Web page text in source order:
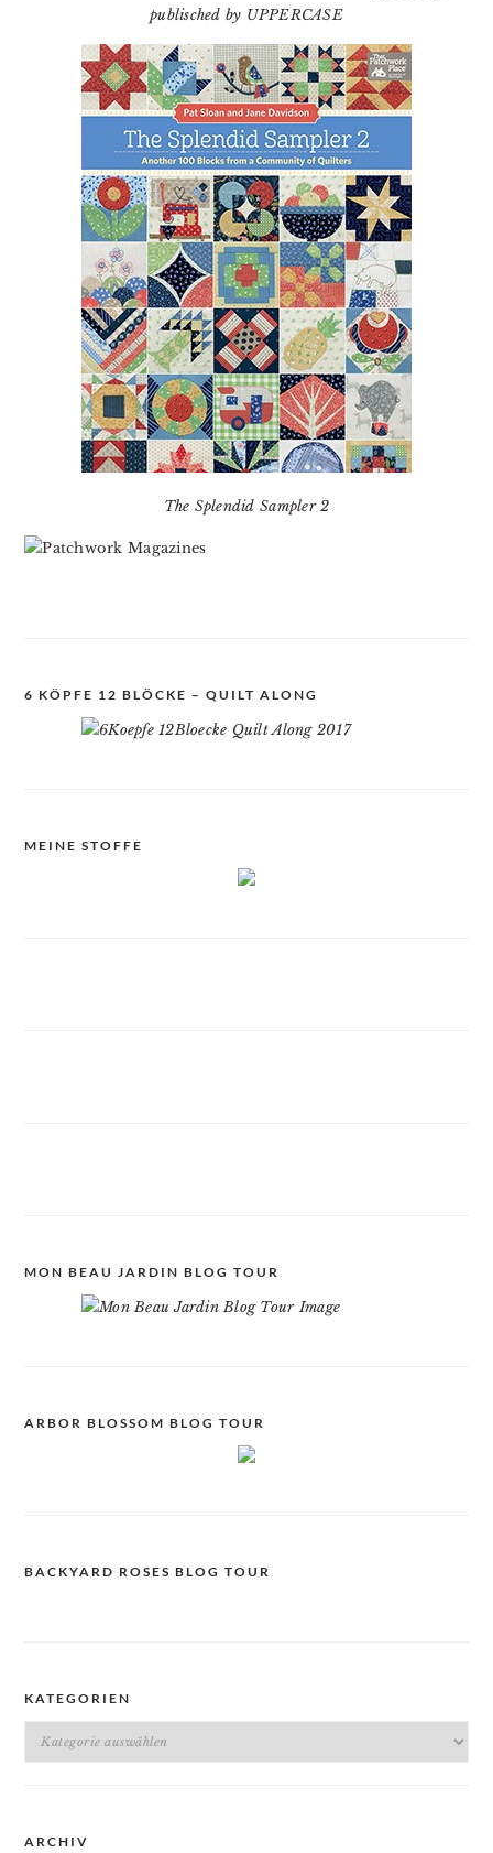
publisched by UPPERCASE
The Splendid Sampler 2
6 KÖPFE 12 BLÖCKE – QUILT ALONG
MEINE STOFFE
MON BEAU JARDIN BLOG TOUR
ARBOR BLOSSOM BLOG TOUR
BACKYARD ROSES BLOG TOUR
KATEGORIEN
Kategorien
ARCHIV